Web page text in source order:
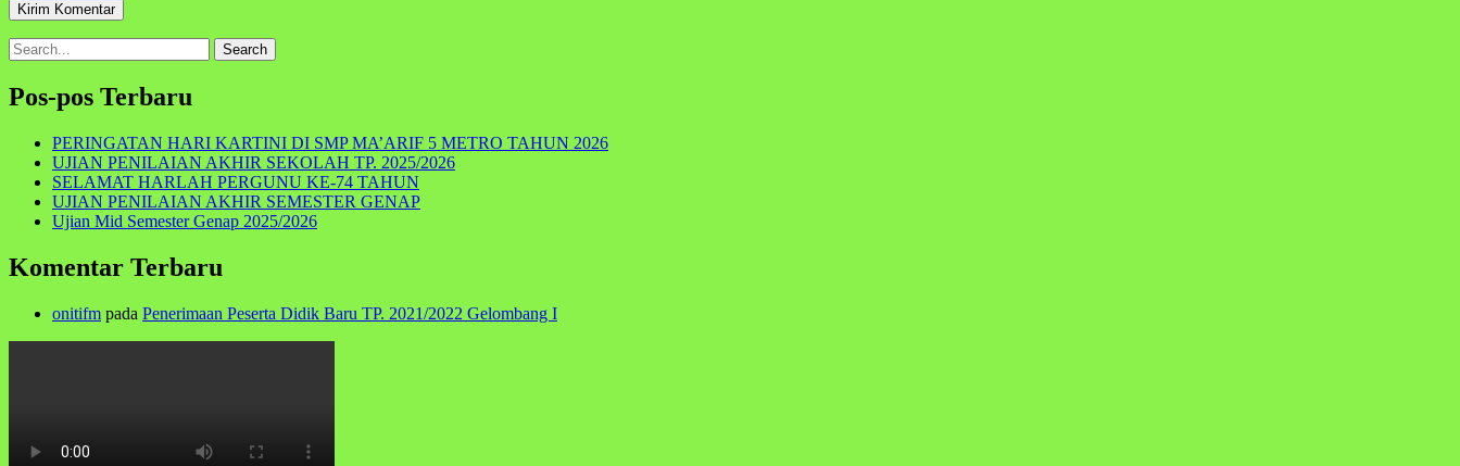
Search
for:
Pos-pos Terbaru
PERINGATAN HARI KARTINI DI SMP MA’ARIF 5 METRO TAHUN 2026
UJIAN PENILAIAN AKHIR SEKOLAH TP. 2025/2026
SELAMAT HARLAH PERGUNU KE-74 TAHUN
UJIAN PENILAIAN AKHIR SEMESTER GENAP
Ujian Mid Semester Genap 2025/2026
Komentar Terbaru
onitifm pada Penerimaan Peserta Didik Baru TP. 2021/2022 Gelombang I